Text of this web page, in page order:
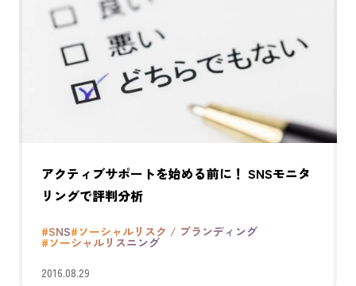
アクティブサポートを始める前に！ SNSモニタ
リングで評判分析
#SNS#ソーシャルリスク / ブランディング
#ソーシャルリスニング
2016.08.29